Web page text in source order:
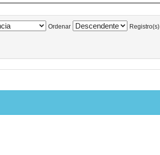
Ordenar Registro(s)